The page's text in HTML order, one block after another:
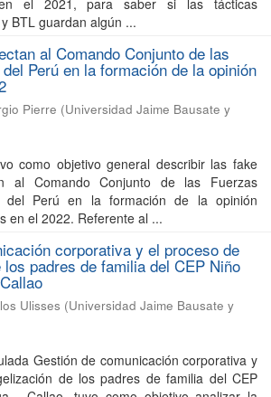
el 2021, para saber si las tácticas
BTL guardan algún ...
al Comando Conjunto de las
Perú en la formación de la opinión
Pierre (Universidad Jaime Bausate y
como objetivo general describir las fake
al Comando Conjunto de las Fuerzas
del Perú en la formación de la opinión
en el 2022. Referente al ...
corporativa y el proceso de
padres de familia del CEP Niño
Ulisses (Universidad Jaime Bausate y
Gestión de comunicación corporativa y
de los padres de familia del CEP